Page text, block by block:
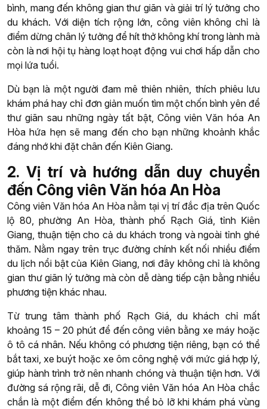
bình, mang đến không gian thư giãn và giải trí lý tưởng cho
du khách. Với diện tích rộng lớn, công viên không chỉ là
điểm dừng chân lý tưởng để hít thở không khí trong lành mà
còn là nơi hội tụ hàng loạt hoạt động vui chơi hấp dẫn cho
mọi lứa tuổi.
Dù bạn là một người đam mê thiên nhiên, thích phiêu lưu
khám phá hay chỉ đơn giản muốn tìm một chốn bình yên để
thư giãn sau những ngày tất bật, Công viên Văn hóa An
Hòa hứa hẹn sẽ mang đến cho bạn những khoảnh khắc
đáng nhớ khi đặt chân đến Kiên Giang.
2. Vị trí và hướng dẫn duy chuyển
đến Công viên Văn hóa An Hòa
Công viên Văn hóa An Hòa nằm tại vị trí đắc địa trên Quốc
lộ 80, phường An Hòa, thành phố Rạch Giá, tỉnh Kiên
Giang, thuận tiện cho cả du khách trong và ngoài tỉnh ghé
thăm. Nằm ngay trên trục đường chính kết nối nhiều điểm
du lịch nổi bật của Kiên Giang, nơi đây không chỉ là không
gian thư giãn lý tưởng mà còn dễ dàng tiếp cận bằng nhiều
phương tiện khác nhau.
Từ trung tâm thành phố Rạch Giá, du khách chỉ mất
khoảng 15 – 20 phút để đến công viên bằng xe máy hoặc
ô tô cá nhân. Nếu không có phương tiện riêng, bạn có thể
bắt taxi, xe buýt hoặc xe ôm công nghệ với mức giá hợp lý,
giúp hành trình trở nên nhanh chóng và thuận tiện hơn. Với
đường sá rộng rãi, dễ đi, Công viên Văn hóa An Hòa chắc
chắn là một điểm đến không thể bỏ lỡ khi khám phá vùng